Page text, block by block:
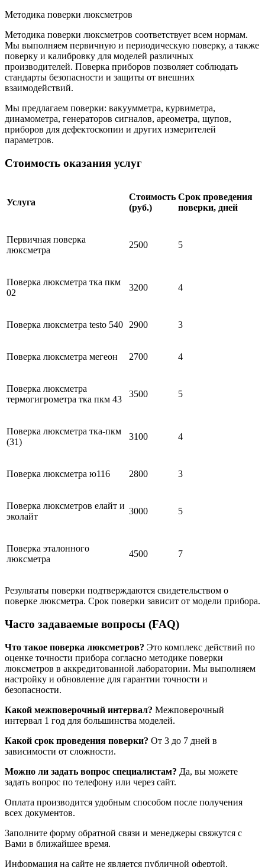
Методика поверки люксметров
Методика поверки люксметров соответствует всем нормам.
Мы выполняем первичную и периодическую поверку, а также
поверку и калибровку для моделей различных
производителей. Поверка приборов позволяет соблюдать
стандарты безопасности и защиты от внешних
взаимодействий.
Мы предлагаем поверки: вакуумметра, курвиметра,
динамометра, генераторов сигналов, ареометра, щупов,
приборов для дефектоскопии и других измерителей
параметров.
Стоимость оказания услуг
Услуга
Стоимость
(руб.)
Срок проведения
поверки, дней
Первичная поверка
люксметра
2500 5
Поверка люксметра тка пкм
02
3200 4
Поверка люксметра testo 540 2900 3
Поверка люксметра мегеон 2700 4
Поверка люксметра
термогигрометра тка пкм 43
3500 5
Поверка люксметра тка-пкм
(31)
3100 4
Поверка люксметра ю116 2800 3
Поверка люксметров елайт и
эколайт
3000 5
Поверка эталонного
люксметра
4500 7
Результаты поверки подтверждаются свидетельством о
поверке люксметра. Срок поверки зависит от модели прибора.
Часто задаваемые вопросы (FAQ)
Что такое поверка люксметров? Это комплекс действий по
оценке точности прибора согласно методике поверки
люксметров в аккредитованной лаборатории. Мы выполняем
настройку и обновление для гарантии точности и
безопасности.
Какой межповерочный интервал? Межповерочный
интервал 1 год для большинства моделей.
Какой срок проведения поверки? От 3 до 7 дней в
зависимости от сложности.
Можно ли задать вопрос специалистам? Да, вы можете
задать вопрос по телефону или через сайт.
Оплата производится удобным способом после получения
всех документов.
Заполните форму обратной связи и менеджеры свяжутся с
Вами в ближайшее время.
Информация на сайте не является публичной офертой.